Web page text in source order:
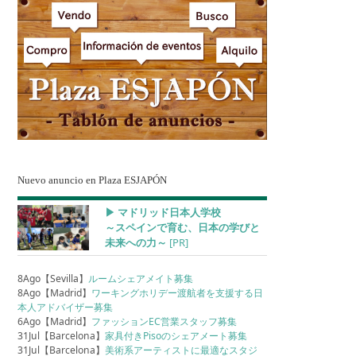
Nuevo anuncio en Plaza ESJAPÓN
▶︎ マドリッド日本人学校
～スペインで育む、日本の学びと
未来への力～ [PR]
8Ago【Sevilla】 ルームシェアメイト募集
8Ago【Madrid】 ワーキングホリデー渡航者を支援する日
本人アドバイザー募集
6Ago【Madrid】 ファッションEC営業スタッフ募集
31Jul【Barcelona】家具付きPisoのシェアメート募集
31Jul【Barcelona】美術系アーティストに最適なスタジ